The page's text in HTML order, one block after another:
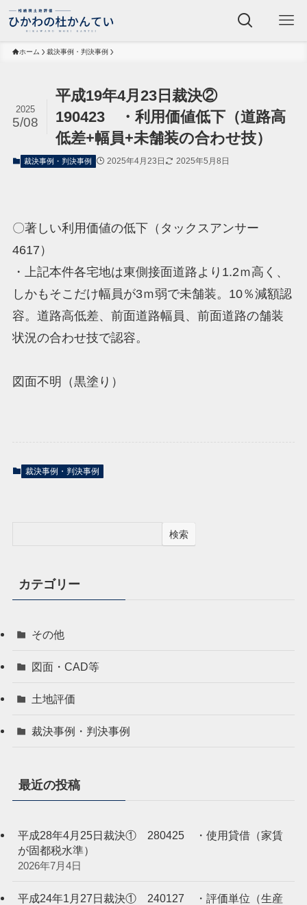
ホーム 裁決事例・判決事例
平成19年4月23日裁決②
190423 ・利用価値低下（道路高
低差+幅員+未舗装の合わせ技）
2025
5/08
裁決事例・判決事例 2025年4月23日 2025年5月8日
〇著しい利用価値の低下（タックスアンサー
4617）
・上記本件各宅地は東側接面道路より1.2ｍ高く、
しかもそこだけ幅員が3ｍ弱で未舗装。10％減額認
容。道路高低差、前面道路幅員、前面道路の舗装
状況の合わせ技で認容。
図面不明（黒塗り）
裁決事例・判決事例
検索
カテゴリー
その他
図面・CAD等
土地評価
裁決事例・判決事例
最近の投稿
平成28年4月25日裁決① 280425 ・使用貸借（家賃
が固都税水準）
2026年7月4日
平成24年1月27日裁決① 240127 ・評価単位（生産